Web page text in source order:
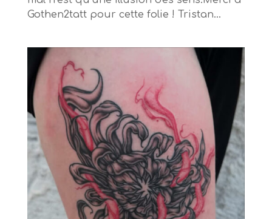
Gothen2tatt pour cette folie ! Tristan...